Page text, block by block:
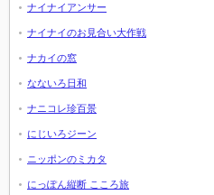
ナイナイアンサー
ナイナイのお見合い大作戦
ナカイの窓
なないろ日和
ナニコレ珍百景
にじいろジーン
ニッポンのミカタ
にっぽん縦断 こころ旅